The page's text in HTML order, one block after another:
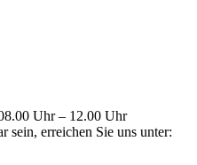
Uhr – 12.00 Uhr
sein, erreichen Sie uns unter: